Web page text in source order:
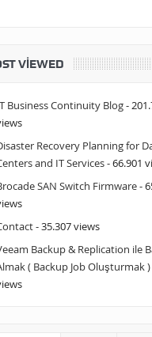
VIEWED
Business Continuity Blog-
Recovery Planning for
and IT Services- 66.901
SAN Switch Firmware-
- 35.307 views
Backup & Replication ile
( Backup Job Oluşturmak )